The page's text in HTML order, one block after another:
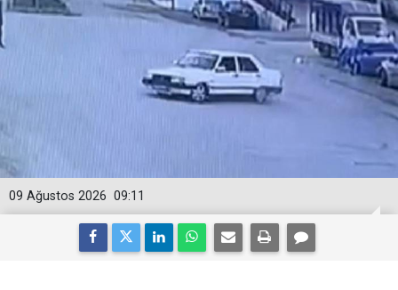
09:11
09 Ağustos 2026